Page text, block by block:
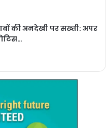
की अनदेखी पर सख्ती: अपर